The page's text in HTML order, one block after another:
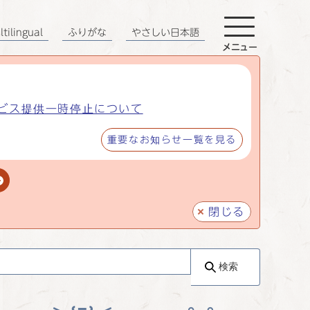
ス提供一時停止について
重要なお知らせ一覧を見る
閉じる
ふりがな やさしい日本語
メニュー
検索